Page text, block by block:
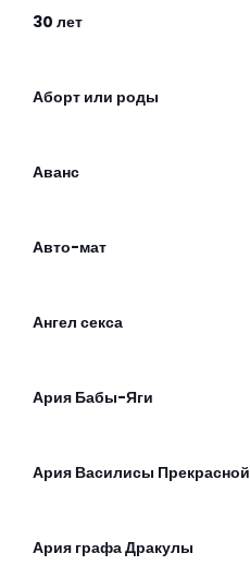
30 лет
Аборт или роды
Аванс
Авто-мат
Ангел секса
Ария Бабы-Яги
Ария Василисы Прекрасной
Ария графа Дракулы